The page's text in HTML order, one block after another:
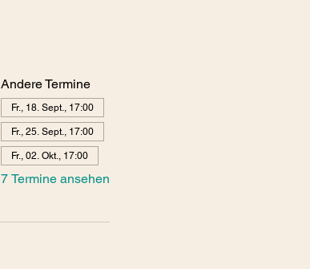
Andere Termine
Fr., 18. Sept., 17:00
Fr., 25. Sept., 17:00
Fr., 02. Okt., 17:00
7 Termine ansehen